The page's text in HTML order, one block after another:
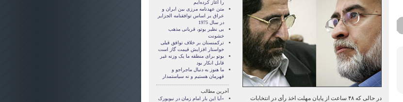
در حالی که ۴۸ ساعت از پايان مهلت اخذ رأی در انتخابات
را آغاز کرده‌ايم
متن عهدنامه مرزى بين ايران و
عراق بر اساس توافقنامه الجزاير
در سال 1975
بی نظیر بوتو، قربانی مذهب
خشونت
ترکمنستان بر خلاف توافق قبلی
خواستار افزایش قیمت گاز است
بوتو برای منطقه ما یک وزنه غیر
قابل انکار بود
ما هنوز به دنبال ماجراجو و
قهرمان هستيم و نه سياستمدار
آخرین مطالب
«آیا این بار امام زمان در نیویورک